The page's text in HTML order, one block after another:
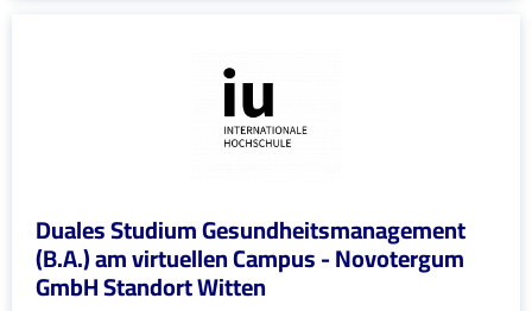
Duales Studium Gesundheitsmanagement
(B.A.) am virtuellen Campus - Novotergum
GmbH Standort Witten